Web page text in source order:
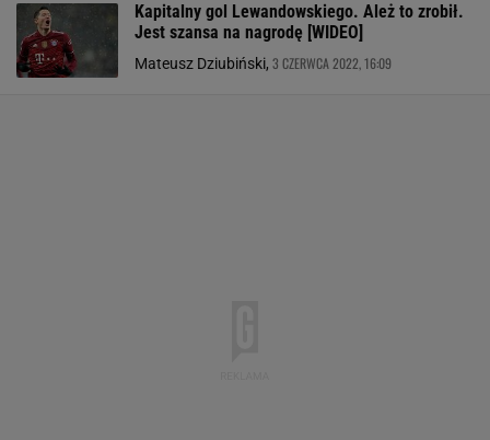
Kapitalny gol Lewandowskiego. Ależ to zrobił.
Jest szansa na nagrodę [WIDEO]
Mateusz Dziubiński, 3 CZERWCA 2022, 16:09